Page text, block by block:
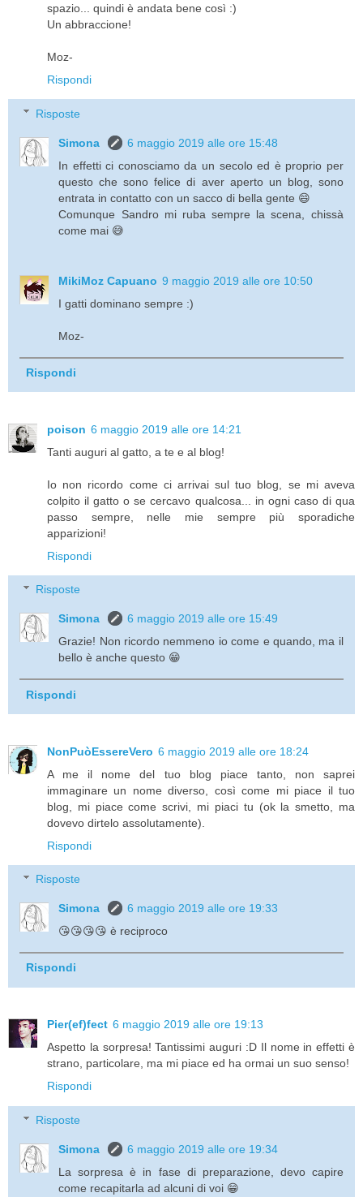
spazio... quindi è andata bene così :)
Un abbraccione!
Moz-
Rispondi
Risposte
Simona
6 maggio 2019 alle ore 15:48
In effetti ci conosciamo da un secolo ed è proprio per
questo che sono felice di aver aperto un blog, sono
entrata in contatto con un sacco di bella gente 😄
Comunque Sandro mi ruba sempre la scena, chissà
come mai 😅
MikiMoz Capuano 9 maggio 2019 alle ore 10:50
I gatti dominano sempre :)
Moz-
Rispondi
poison 6 maggio 2019 alle ore 14:21
Tanti auguri al gatto, a te e al blog!
Io non ricordo come ci arrivai sul tuo blog, se mi aveva
colpito il gatto o se cercavo qualcosa... in ogni caso di qua
passo sempre, nelle mie sempre più sporadiche
apparizioni!
Rispondi
Risposte
Simona
6 maggio 2019 alle ore 15:49
Grazie! Non ricordo nemmeno io come e quando, ma il
bello è anche questo 😁
Rispondi
NonPuòEssereVero 6 maggio 2019 alle ore 18:24
A me il nome del tuo blog piace tanto, non saprei
immaginare un nome diverso, così come mi piace il tuo
blog, mi piace come scrivi, mi piaci tu (ok la smetto, ma
dovevo dirtelo assolutamente).
Rispondi
Risposte
Simona
6 maggio 2019 alle ore 19:33
😘😘😘😘 è reciproco
Rispondi
Pier(ef)fect 6 maggio 2019 alle ore 19:13
Aspetto la sorpresa! Tantissimi auguri :D Il nome in effetti è
strano, particolare, ma mi piace ed ha ormai un suo senso!
Rispondi
Risposte
Simona
6 maggio 2019 alle ore 19:34
La sorpresa è in fase di preparazione, devo capire
come recapitarla ad alcuni di voi 😁